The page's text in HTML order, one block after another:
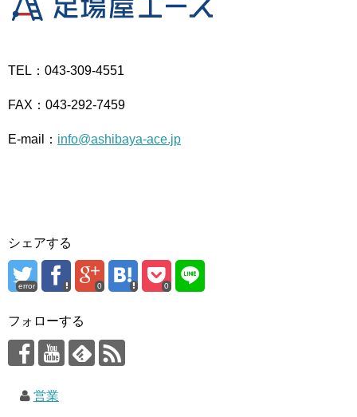
TEL：043-309-4551
FAX：043-292-7459
E-mail： info@ashibaya-ace.jp
シェアする
error 0 0
フォローする
営業